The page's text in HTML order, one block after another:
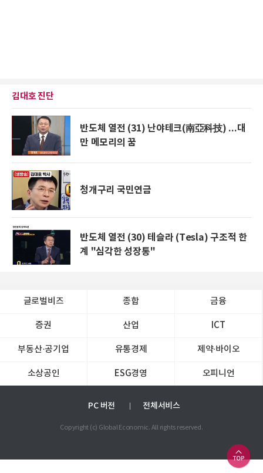
김대호 진단
반도체 열전 (31) 난야테크(南亞科技) ...대
만 메모리의 꿈
청개구리 국민연금
반도체 열전 (30) 테슬라 (Tesla) 구조적 한
계 "심각한 성장통"
글로벌비즈 종합 금융
증권 산업 ICT
부동산·공기업 유통경제 제약∙바이오
소상공인 ESG경영 오피니언
PC 버전 전체서비스
Copyright (c) Global Economic. All rights reserved.